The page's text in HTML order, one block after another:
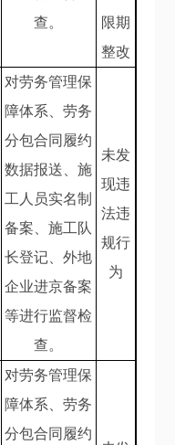
查。
限期
整改
对劳务管理保
障体系、劳务
分包合同履约
数据报送、施
工人员实名制
备案、施工队
长登记、外地
企业进京备案
等进行监督检
查。
未发
现违
法违
规行
为
对劳务管理保
障体系、劳务
分包合同履约